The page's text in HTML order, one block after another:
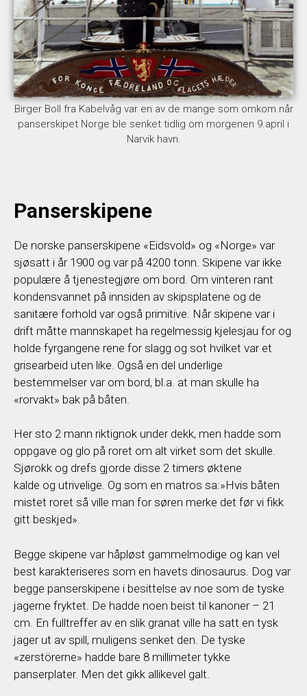
Birger Boll fra Kabelvåg var en av de mange som omkom når
panserskipet Norge ble senket tidlig om morgenen 9.april i
Narvik havn.
Panserskipene
De norske panserskipene «Eidsvold» og «Norge» var
sjøsatt i år 1900 og var på 4200 tonn. Skipene var ikke
populære å tjenestegjøre om bord. Om vinteren rant
kondensvannet på innsiden av skipsplatene og de
sanitære forhold var også primitive. Når skipene var i
drift måtte mannskapet ha regelmessig kjelesjau for og
holde fyrgangene rene for slagg og sot hvilket var et
grisearbeid uten like. Også en del underlige
bestemmelser var om bord, bl.a. at man skulle ha
«rorvakt» bak på båten.
Her sto 2 mann riktignok under dekk, men hadde som
oppgave og glo på roret om alt virket som det skulle.
Sjørokk og drefs gjorde disse 2 timers øktene
kalde og utrivelige. Og som en matros sa:»Hvis båten
mistet roret så ville man for søren merke det før vi fikk
gitt beskjed».
Begge skipene var håpløst gammelmodige og kan vel
best karakteriseres som en havets dinosaurus. Dog var
begge panserskipene i besittelse av noe som de tyske
jagerne fryktet. De hadde noen beist til kanoner – 21
cm. En fulltreffer av en slik granat ville ha satt en tysk
jager ut av spill, muligens senket den. De tyske
«zerstörerne» hadde bare 8 millimeter tykke
panserplater. Men det gikk allikevel galt.